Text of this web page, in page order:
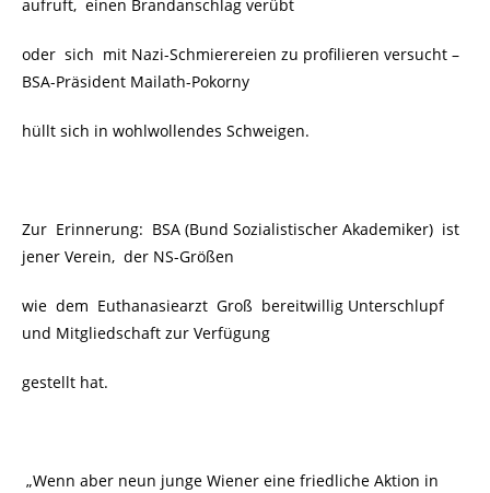
aufruft, einen Brandanschlag verübt
oder sich mit Nazi-Schmierereien zu profilieren versucht –
BSA-Präsident Mailath-Pokorny
hüllt sich in wohlwollendes Schweigen.
Zur Erinnerung: BSA (Bund Sozialistischer Akademiker) ist
jener Verein, der NS-Größen
wie dem Euthanasiearzt Groß bereitwillig Unterschlupf
und Mitgliedschaft zur Verfügung
gestellt hat.
„Wenn aber neun junge Wiener eine friedliche Aktion in